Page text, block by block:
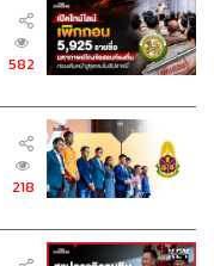
582
218